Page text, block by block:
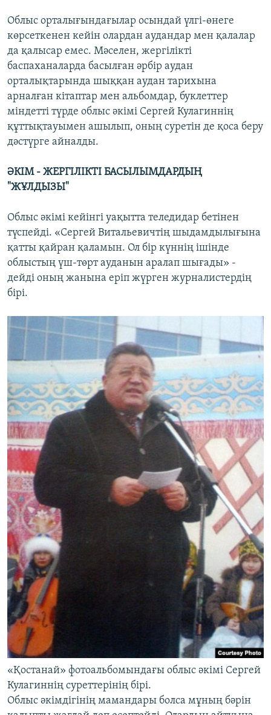
Облыс орталығындағылар осындай үлгі-өнеге
көрсеткенен кейін олардан аудандар мен қалалар
да қалысар емес. Мәселен, жергілікті
баспаханаларда басылған әрбір аудан
орталықтарында шыққан аудан тарихына
арналған кітаптар мен альбомдар, буклеттер
міндетті түрде облыс әкімі Сергей Кулагиннің
құттықтауымен ашылып, оның суретін де қоса беру
дәстүрге айналды.
ӘКІМ - ЖЕРГІЛІКТІ БАСЫЛЫМДАРДЫҢ
"ЖҰЛДЫЗЫ"
Облыс әкімі кейінгі уақытта теледидар бетінен
түспейді. «Сергей Витальевичтің шыдамдылығына
қатты қайран қаламын. Ол бір күннің ішінде
облыстың үш-төрт ауданын аралап шығады» -
дейді оның жанына еріп жүрген журналистердің
бірі.
«Қостанай» фотоальбомындағы облыс әкімі Сергей
Кулагиннің суреттерінің бірі.
Облыс әкімдігінің мамандары болса мұның бәрін